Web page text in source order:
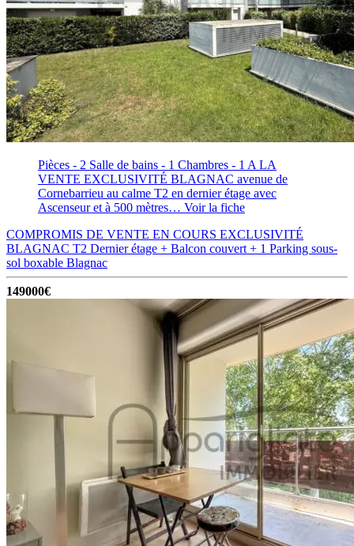
Pièces - 2 Salle de bains - 1 Chambres - 1 A LA
VENTE EXCLUSIVITÉ BLAGNAC avenue de
Cornebarrieu au calme T2 en dernier étage avec
Ascenseur et à 500 mètres… Voir la fiche
COMPROMIS DE VENTE EN COURS EXCLUSIVITÉ
BLAGNAC T2 Dernier étage + Balcon couvert + 1 Parking sous-
sol boxable Blagnac
149000€